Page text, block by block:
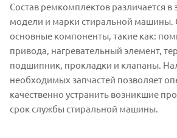
Состав ремкомплектов различается в
модели и марки стиральной машины.
основные компоненты, такие как:
привода, нагревательный элемент,
подшипник, прокладки и клапаны.
необходимых запчастей позволяет
качественно устранить возникшие
срок службы стиральной машины.